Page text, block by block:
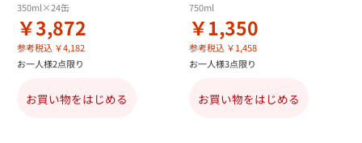
350ml×24缶
￥3,872
参考税込 ￥4,182
お一人様2点限り
お買い物をはじめる
750ml
￥1,350
参考税込 ￥1,458
お一人様3点限り
お買い物をはじめる